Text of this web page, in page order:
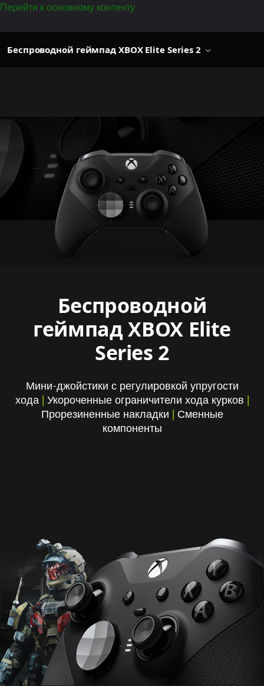
Перейти к основному контенту
Беспроводной геймпад XBOX Elite Series 2
Беспроводной
геймпад XBOX Elite
Series 2
Мини-джойстики с регулировкой упругости
хода | Укороченные ограничители хода курков |
Прорезиненные накладки | Сменные
компоненты